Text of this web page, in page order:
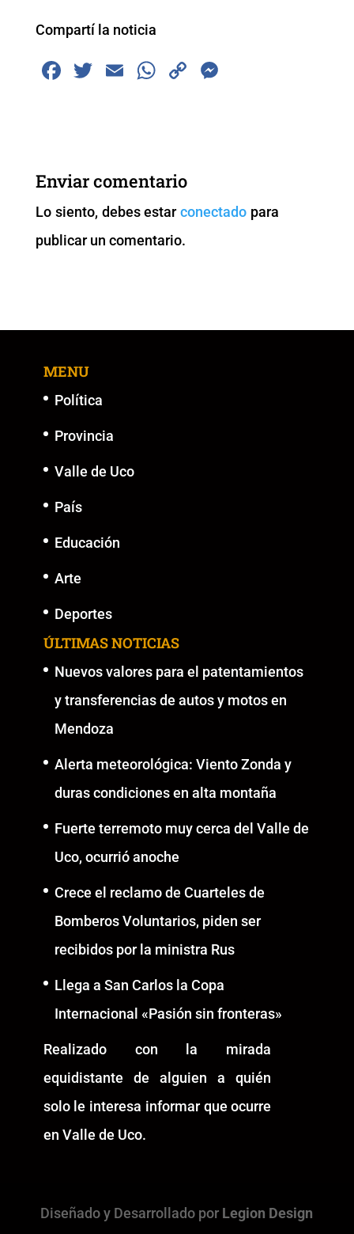
Compartí la noticia
F
b
o
o
k
T
E
W
A
p
p
C
k
er
Enviar comentario
Lo siento, debes estarconectado para
publicar un comentario.
MENU
Política
Provincia
Valle de Uco
País
Educación
Arte
Deportes
ÚLTIMAS NOTICIAS
Nuevos valores para el patentamientos
y transferencias de autos y motos en
Mendoza
Alerta meteorológica: Viento Zonda y
duras condiciones en alta montaña
Fuerte terremoto muy cerca del Valle de
Uco, ocurrió anoche
Crece el reclamo de Cuarteles de
Bomberos Voluntarios, piden ser
recibidos por la ministra Rus
Llega a San Carlos la Copa
Internacional «Pasión sin fronteras»
Realizado con la mirada
equidistante de alguien a quién
solo le interesa informar que ocurre
en Valle de Uco.
Diseñado y Desarrollado por Legion Design